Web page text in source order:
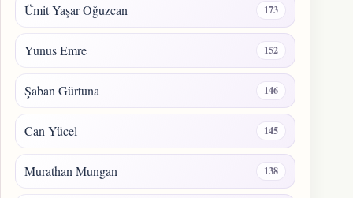
Ümit Yaşar Oğuzcan 173
Yunus Emre 152
Şaban Gürtuna 146
Can Yücel 145
Murathan Mungan 138